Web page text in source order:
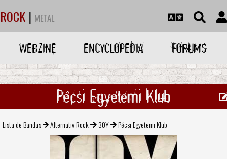
ROCK | METAL
WEBZINE ENCYCLOPEDIA FORUMS
Pécsi Egyetemi Klub
Lista de Bandas Alternativ Rock 30Y Pécsi Egyetemi Klub